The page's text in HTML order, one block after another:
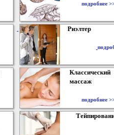
подробнее
Риэлтер
Классический
массаж
подробнее